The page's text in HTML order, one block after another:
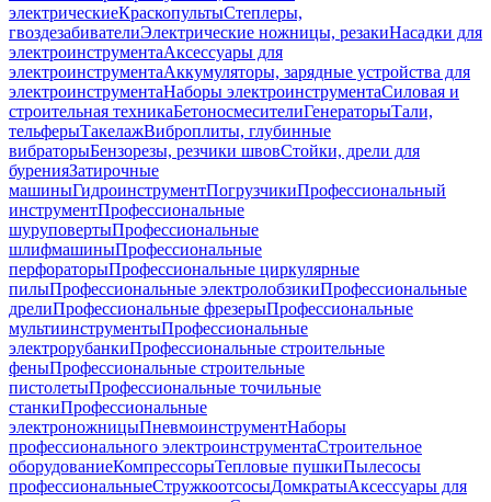
электрическиеКраскопультыСтеплеры,
гвоздезабивателиЭлектрические ножницы, резакиНасадки для
электроинструментаАксессуары для
электроинструментаАккумуляторы, зарядные устройства для
электроинструментаНаборы электроинструментаСиловая и
строительная техникаБетоносмесителиГенераторыТали,
тельферыТакелажВиброплиты, глубинные
вибраторыБензорезы, резчики швовСтойки, дрели для
буренияЗатирочные
машиныГидроинструментПогрузчикиПрофессиональный
инструментПрофессиональные
шуруповертыПрофессиональные
шлифмашиныПрофессиональные
перфораторыПрофессиональные циркулярные
пилыПрофессиональные электролобзикиПрофессиональные
дрелиПрофессиональные фрезерыПрофессиональные
мультиинструментыПрофессиональные
электрорубанкиПрофессиональные строительные
феныПрофессиональные строительные
пистолетыПрофессиональные точильные
станкиПрофессиональные
электроножницыПневмоинструментНаборы
профессионального электроинструментаСтроительное
оборудованиеКомпрессорыТепловые пушкиПылесосы
профессиональныеСтружкоотсосыДомкратыАксессуары для